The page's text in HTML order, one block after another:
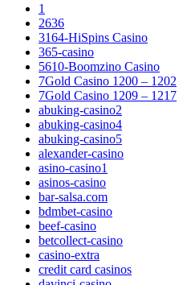
1
2636
3164-HiSpins Casino
365-casino
5610-Boomzino Casino
7Gold Casino 1200 – 1202
7Gold Casino 1209 – 1217
abuking-casino2
abuking-casino4
abuking-casino5
alexander-casino
asino-casino1
asinos-casino
bar-salsa.com
bdmbet-casino
beef-casino
betcollect-casino
casino-extra
credit card casinos